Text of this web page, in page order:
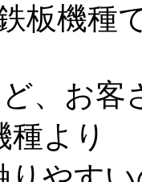
板機種
、お客
種より